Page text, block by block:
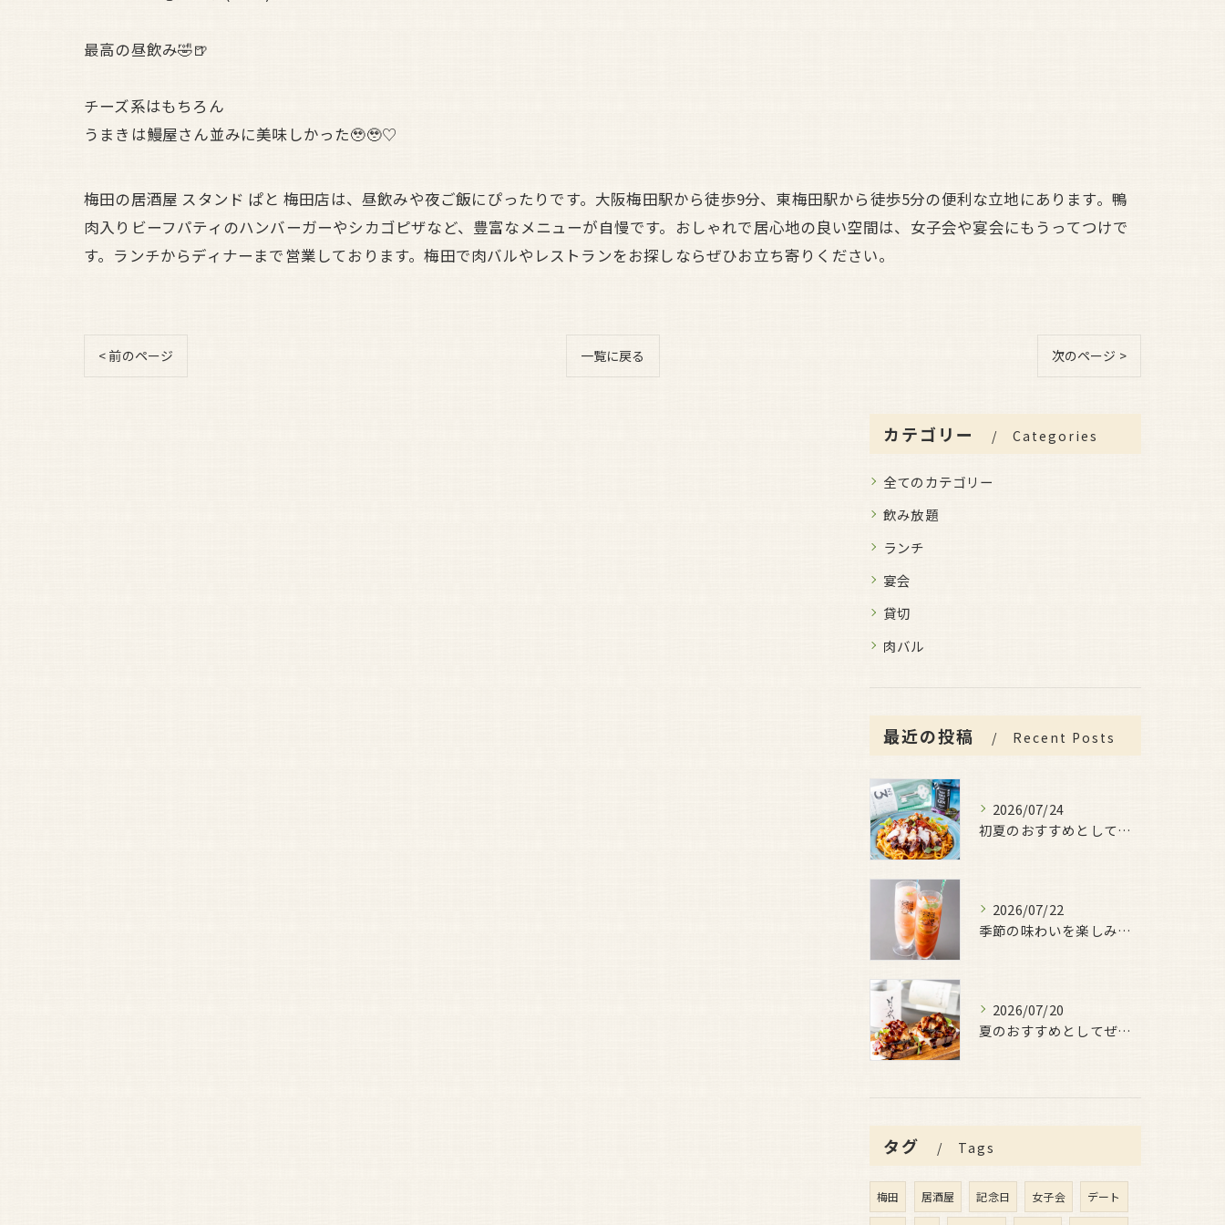
最高の昼飲み🤣🍺
チーズ系はもちろん
うまきは鰻屋さん並みに美味しかった🥹🥹♡
梅田の居酒屋 スタンド ぱと 梅田店は、昼飲みや夜ご飯にぴったりです。大阪梅田駅から徒歩9分、東梅田駅から徒歩5分の便利な立地にあります。鴨
肉入りビーフパティのハンバーガーやシカゴピザなど、豊富なメニューが自慢です。おしゃれで居心地の良い空間は、女子会や宴会にもうってつけで
す。ランチからディナーまで営業しております。梅田で肉バルやレストランをお探しならぜひお立ち寄りください。
< 前のページ 一覧に戻る 次のページ >
カテゴリー Categories
全てのカテゴリー
飲み放題
ランチ
宴会
貸切
肉バル
最近の投稿 Recent Posts
2026/07/24
初夏のおすすめとしてご用意しているのが、
2026/07/22
季節の味わいを楽しみたい日におすすめなのが、
2026/07/20
夏のおすすめとしてぜひ味わっていただきたいのが、
タグ Tags
梅田 居酒屋 記念日 女子会 デート